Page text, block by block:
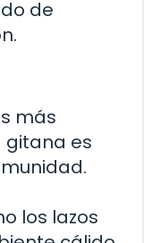
de
más
es
los lazos